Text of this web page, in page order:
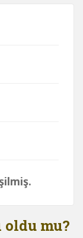
oldu mu?